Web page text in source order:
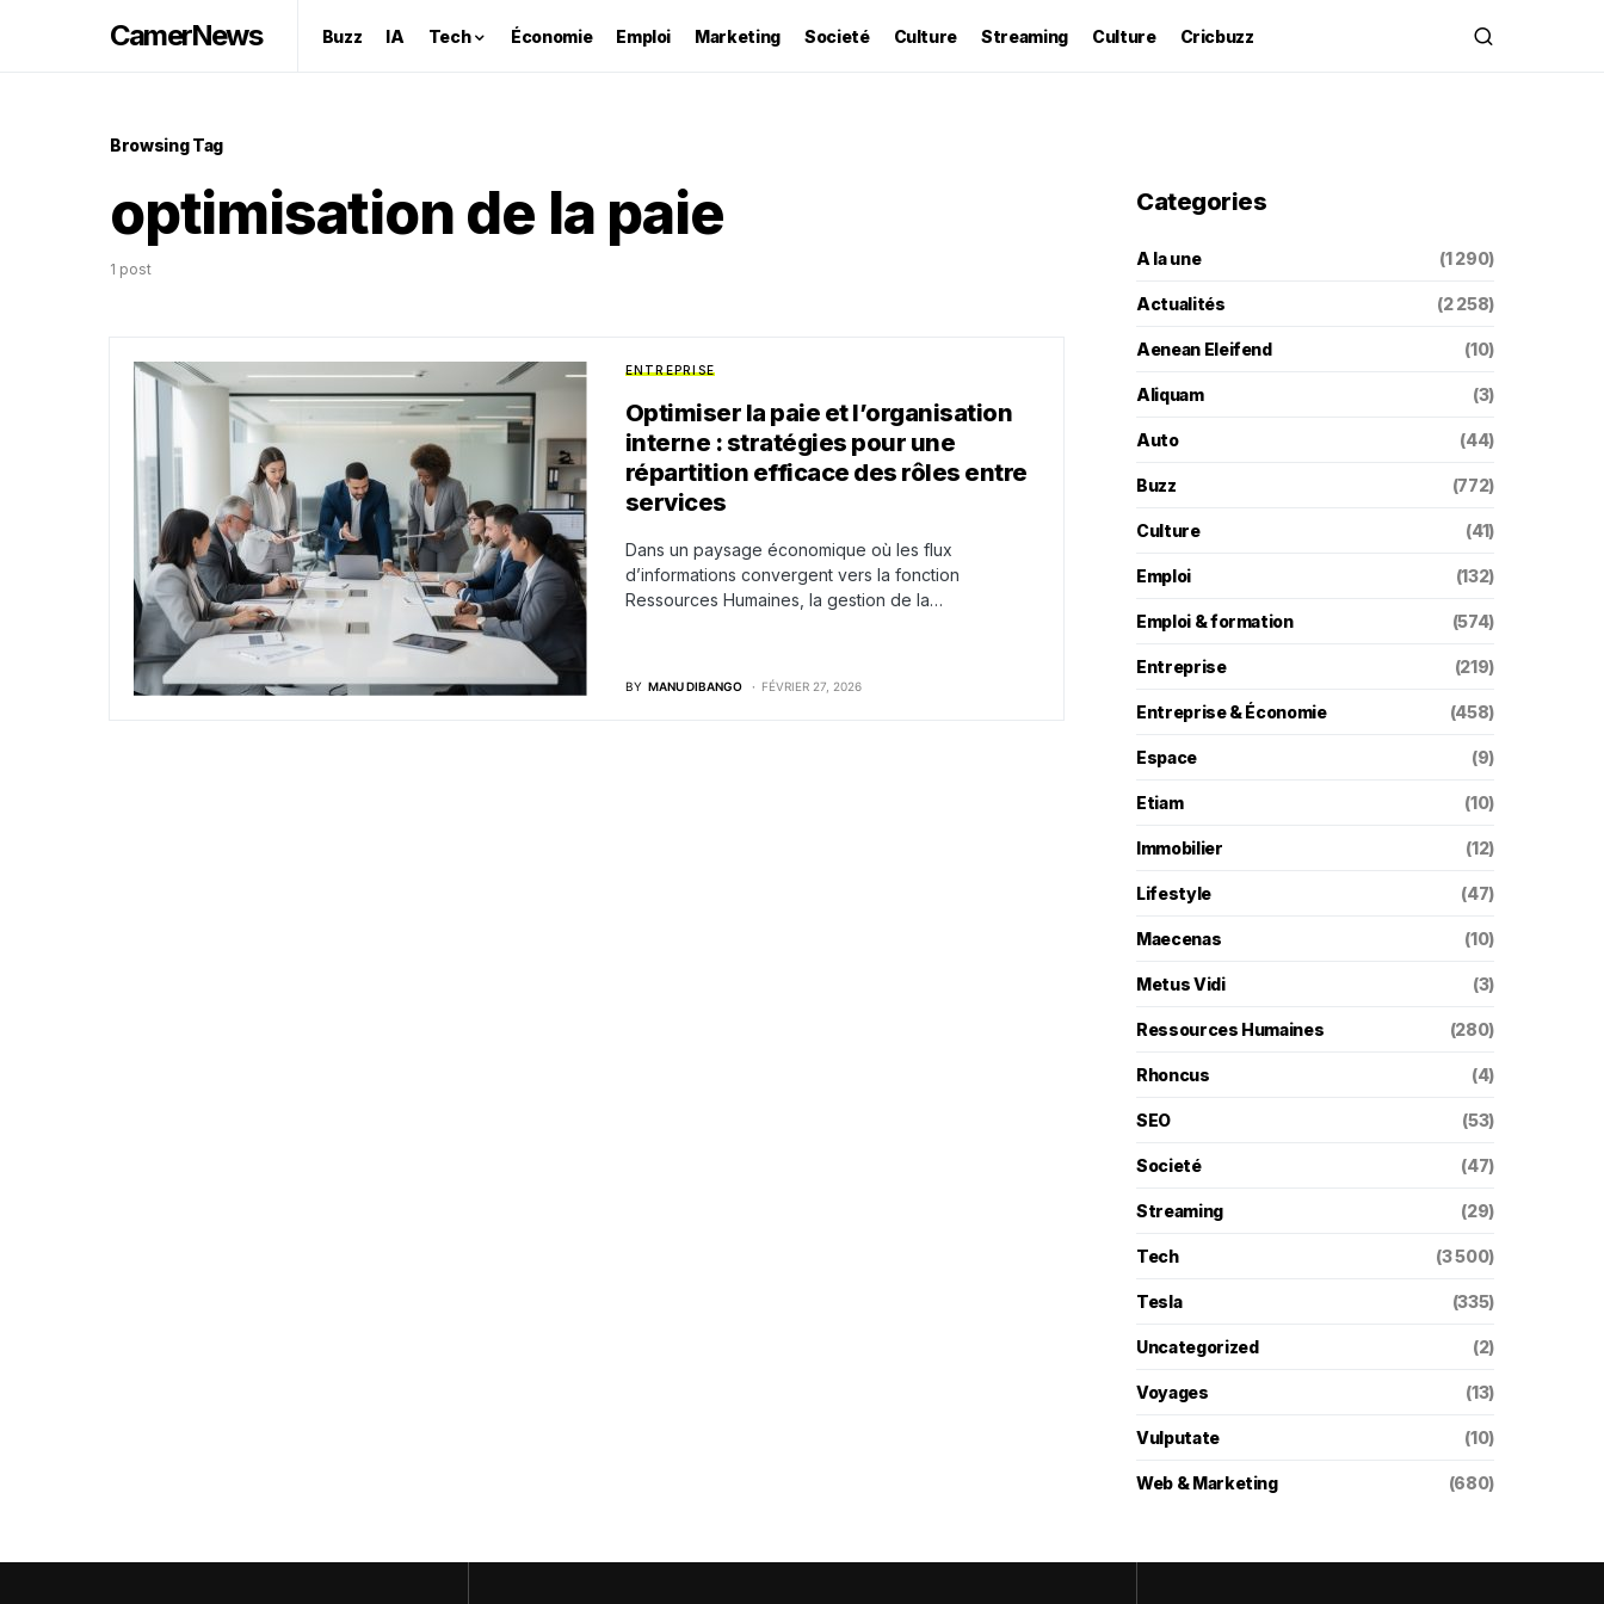
CamerNews Buzz IA Tech Économie Emploi Marketing Societé Culture Streaming Culture Cricbuzz
Browsing Tag
optimisation de la paie
1 post
ENTREPRISE
Optimiser la paie et l’organisation
interne : stratégies pour une
répartition efficace des rôles entre
services
Dans un paysage économique où les flux
d’informations convergent vers la fonction
Ressources Humaines, la gestion de la…
BY MANU DIBANGO FÉVRIER 27, 2026
Categories
A la une (1 290)
Actualités (2 258)
Aenean Eleifend (10)
Aliquam (3)
Auto (44)
Buzz (772)
Culture (41)
Emploi (132)
Emploi & formation (574)
Entreprise (219)
Entreprise & Économie (458)
Espace (9)
Etiam (10)
Immobilier (12)
Lifestyle (47)
Maecenas (10)
Metus Vidi (3)
Ressources Humaines (280)
Rhoncus (4)
SEO (53)
Societé (47)
Streaming (29)
Tech (3 500)
Tesla (335)
Uncategorized (2)
Voyages (13)
Vulputate (10)
Web & Marketing (680)